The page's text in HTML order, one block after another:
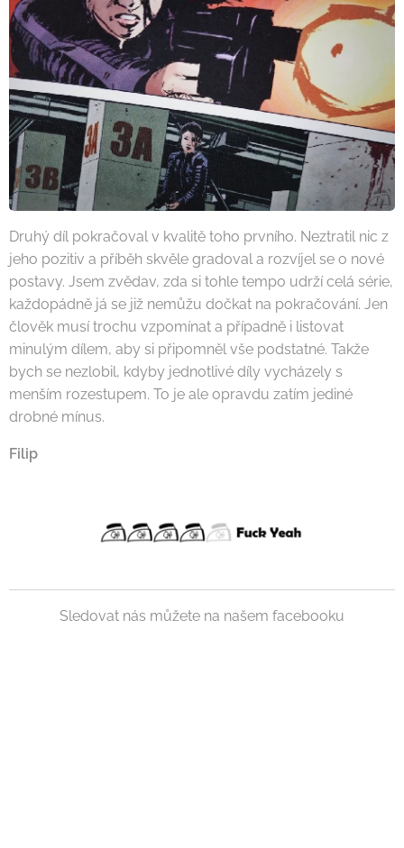
Druhý díl pokračoval v kvalitě toho prvního. Neztratil nic z
jeho pozitiv a příběh skvěle gradoval a rozvíjel se o nové
postavy. Jsem zvědav, zda si tohle tempo udrží celá série,
každopádně já se již nemůžu dočkat na pokračování. Jen
člověk musí trochu vzpomínat a případně i listovat
minulým dílem, aby si připomněl vše podstatné. Takže
bych se nezlobil, kdyby jednotlivé díly vycházely s
menším rozestupem. To je ale opravdu zatím jediné
drobné mínus.
Filip
Sledovat nás můžete na našem facebooku